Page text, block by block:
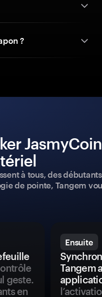
?
à tous, des
de pointe, Tangem
geste.
en
Ensuite
Tangem